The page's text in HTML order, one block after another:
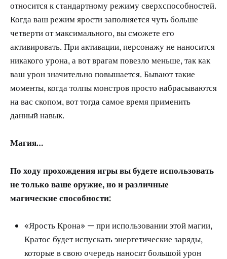
относится к стандартному режиму сверхспособностей.
Когда ваш режим ярости заполняется чуть больше
четверти от максимального, вы сможете его
активировать. При активации, персонажу не наносится
никакого урона, а вот врагам повезло меньше, так как
ваш урон значительно повышается. Бывают такие
моменты, когда толпы монстров просто набрасываются
на вас скопом, вот тогда самое время применить
данный навык.
Магия…
По ходу прохождения игры вы будете использовать
не только ваше оружие, но и различные
магические способности:
«Ярость Крона» — при использовании этой магии,
Кратос будет испускать энергетические заряды,
которые в свою очередь наносят большой урон